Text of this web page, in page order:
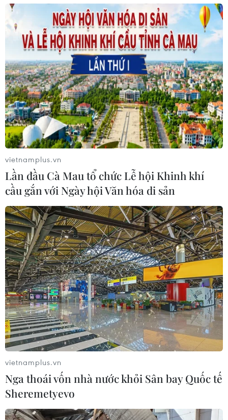
vietnamplus.vn
Lần đầu Cà Mau tổ chức Lễ hội Khinh khí
cầu gắn với Ngày hội Văn hóa di sản
vietnamplus.vn
Nga thoái vốn nhà nước khỏi Sân bay Quốc tế
Sheremetyevo